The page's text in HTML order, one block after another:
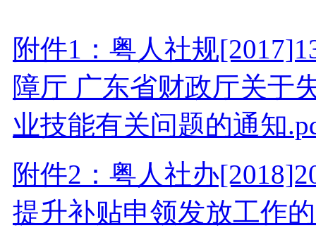
附件1：粤人社规
障厅 广东省财政厅关于
业技能有关问题的通知
附件2：粤人社办
提升补贴申领发放工作